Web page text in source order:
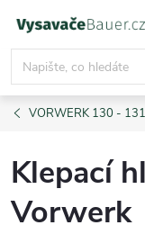
obsah
VORWERK 130 - 131
Klepací
Vorwerk